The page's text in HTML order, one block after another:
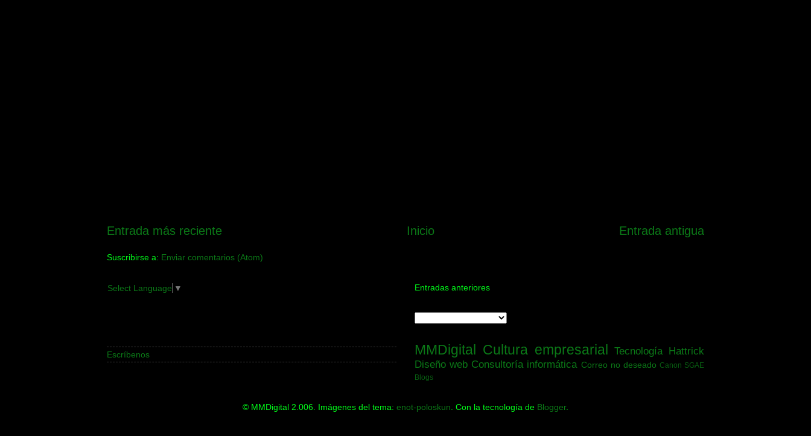
Entrada más reciente Entrada antigua
Inicio
Suscribirse a: Enviar comentarios (Atom)
Select Language ▼
Escríbenos
Entradas anteriores
MMDigital Cultura empresarial Tecnología Hattrick
Diseño web Consultoría informática Correo no deseado Canon SGAE
Blogs
© MMDigital 2.006. Imágenes del tema: enot-poloskun . Con la tecnología de Blogger.